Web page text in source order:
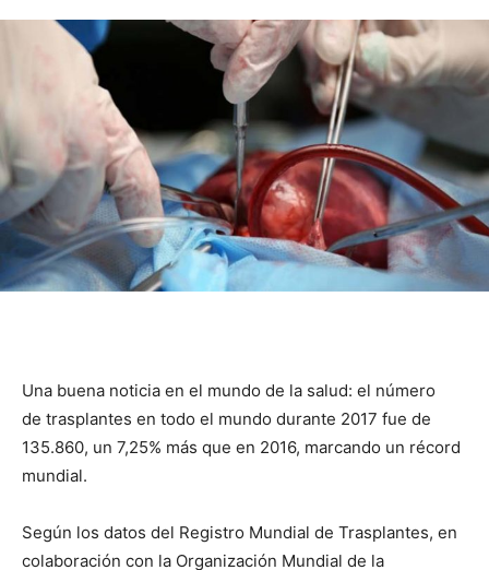
Una buena noticia en el mundo de la salud: el número
de trasplantes en todo el mundo durante 2017 fue de
135.860, un 7,25% más que en 2016, marcando un récord
mundial.
Según los datos del Registro Mundial de Trasplantes, en
colaboración con la Organización Mundial de la